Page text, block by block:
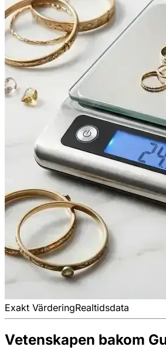
Exakt VärderingRealtidsdata
Vetenskapen bakom